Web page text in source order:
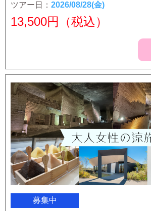
ツアー日： 2026/08/28(金)
13,500円（税込）
募集中